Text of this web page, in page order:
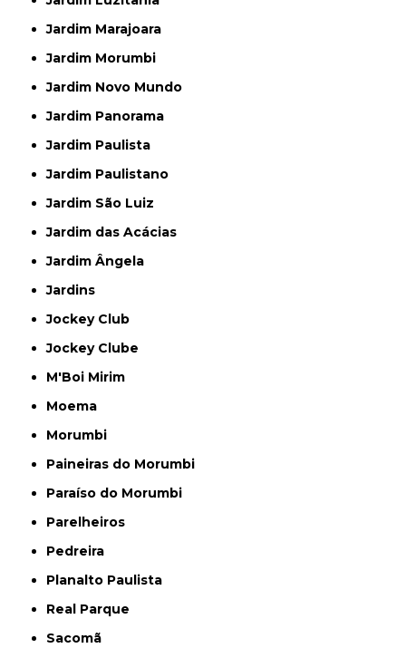
Jardim Marajoara
Jardim Morumbi
Jardim Novo Mundo
Jardim Panorama
Jardim Paulista
Jardim Paulistano
Jardim São Luiz
Jardim das Acácias
Jardim Ângela
Jardins
Jockey Club
Jockey Clube
M'Boi Mirim
Moema
Morumbi
Paineiras do Morumbi
Paraíso do Morumbi
Parelheiros
Pedreira
Planalto Paulista
Real Parque
Sacomã